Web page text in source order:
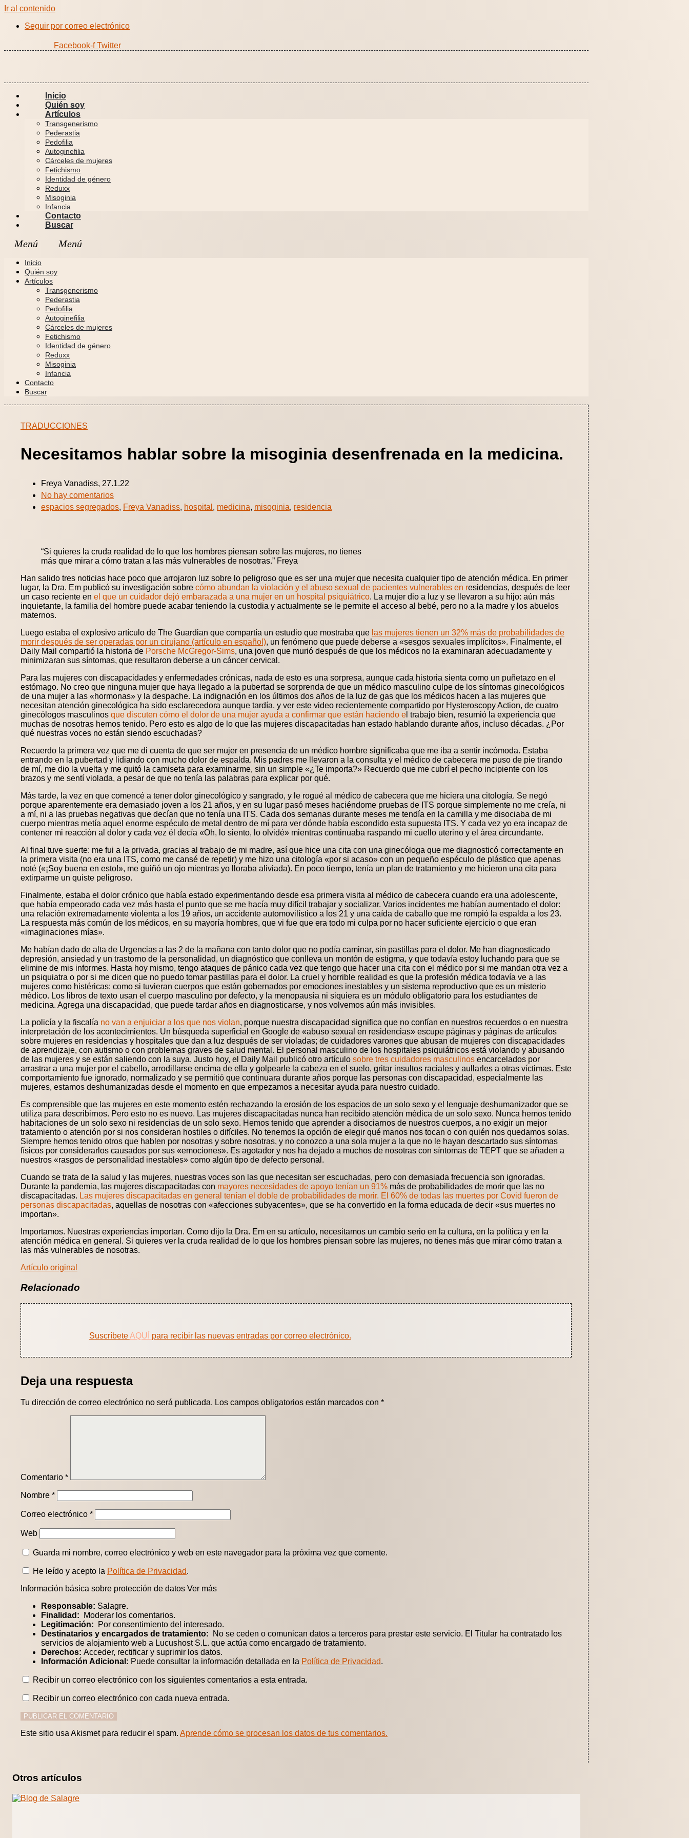
Ir al contenido
Seguir por correo electrónico
Facebook-f Twitter
Inicio
Quién soy
Artículos
Transgenerismo
Pederastia
Pedofilia
Autoginefilia
Cárceles de mujeres
Fetichismo
Identidad de género
Reduxx
Misoginia
Infancia
Contacto
Buscar
Inicio
Quién soy
Artículos
Transgenerismo
Pederastia
Pedofilia
Autoginefilia
Cárceles de mujeres
Fetichismo
Identidad de género
Reduxx
Misoginia
Infancia
Contacto
Buscar
TRADUCCIONES
Necesitamos hablar sobre la misoginia desenfrenada en la medicina.
Freya Vanadiss, 27.1.22
No hay comentarios
espacios segregados, Freya Vanadiss, hospital , medicina, misoginia, residencia
“Si quieres la cruda realidad de lo que los hombres piensan sobre las mujeres, no tienes
más que mirar a cómo tratan a las más vulnerables de nosotras.” Freya
Han salido tres noticias hace poco que arrojaron luz sobre lo peligroso que es ser una mujer que necesita cualquier tipo de atención médica. En primer
lugar, la Dra. Em publicó su investigación sobre cómo abundan la violación y el abuso sexual de pacientes vulnerables en residencias, después de leer
un caso reciente en el que un cuidador dejó embarazada a una mujer en un hospital psiquiátrico. La mujer dio a luz y se llevaron a su hijo: aún más
inquietante, la familia del hombre puede acabar teniendo la custodia y actualmente se le permite el acceso al bebé, pero no a la madre y los abuelos
maternos.
Luego estaba el explosivo artículo de The Guardian que compartía un estudio que mostraba que las mujeres tienen un 32% más de probabilidades de
morir después de ser operadas por un cirujano (artículo en español), un fenómeno que puede deberse a «sesgos sexuales implícitos». Finalmente, el
Daily Mail compartió la historia de Porsche McGregor-Sims, una joven que murió después de que los médicos no la examinaran adecuadamente y
minimizaran sus síntomas, que resultaron deberse a un cáncer cervical.
Para las mujeres con discapacidades y enfermedades crónicas, nada de esto es una sorpresa, aunque cada historia sienta como un puñetazo en el
estómago. No creo que ninguna mujer que haya llegado a la pubertad se sorprenda de que un médico masculino culpe de los síntomas ginecológicos
de una mujer a las «hormonas» y la despache. La indignación en los últimos dos años de la luz de gas que los médicos hacen a las mujeres que
necesitan atención ginecológica ha sido esclarecedora aunque tardía, y ver este video recientemente compartido por Hysteroscopy Action, de cuatro
ginecólogos masculinos que discuten cómo el dolor de una mujer ayuda a confirmar que están haciendo e l trabajo bien, resumió la experiencia que
muchas de nosotras hemos tenido. Pero esto es algo de lo que las mujeres discapacitadas han estado hablando durante años, incluso décadas. ¿Por
qué nuestras voces no están siendo escuchadas?
Recuerdo la primera vez que me di cuenta de que ser mujer en presencia de un médico hombre significaba que me iba a sentir incómoda. Estaba
entrando en la pubertad y lidiando con mucho dolor de espalda. Mis padres me llevaron a la consulta y el médico de cabecera me puso de pie tirando
de mí, me dio la vuelta y me quitó la camiseta para examinarme, sin un simple «¿Te importa?» Recuerdo que me cubrí el pecho incipiente con los
brazos y me sentí violada, a pesar de que no tenía las palabras para explicar por qué.
Más tarde, la vez en que comencé a tener dolor ginecológico y sangrado, y le rogué al médico de cabecera que me hiciera una citología. Se negó
porque aparentemente era demasiado joven a los 21 años, y en su lugar pasó meses haciéndome pruebas de ITS porque simplemente no me creía, ni
a mí, ni a las pruebas negativas que decían que no tenía una ITS. Cada dos semanas durante meses me tendía en la camilla y me disociaba de mi
cuerpo mientras metía aquel enorme espéculo de metal dentro de mí para ver dónde había escondido esta supuesta ITS. Y cada vez yo era incapaz de
contener mi reacción al dolor y cada vez él decía «Oh, lo siento, lo olvidé» mientras continuaba raspando mi cuello uterino y el área circundante.
Al final tuve suerte: me fui a la privada, gracias al trabajo de mi madre, así que hice una cita con una ginecóloga que me diagnosticó correctamente en
la primera visita (no era una ITS, como me cansé de repetir) y me hizo una citología «por si acaso» con un pequeño espéculo de plástico que apenas
noté («¡Soy buena en esto!», me guiñó un ojo mientras yo lloraba aliviada). En poco tiempo, tenía un plan de tratamiento y me hicieron una cita para
extirparme un quiste peligroso.
Finalmente, estaba el dolor crónico que había estado experimentando desde esa primera visita al médico de cabecera cuando era una adolescente,
que había empeorado cada vez más hasta el punto que se me hacía muy difícil trabajar y socializar. Varios incidentes me habían aumentado el dolor:
una relación extremadamente violenta a los 19 años, un accidente automovilístico a los 21 y una caída de caballo que me rompió la espalda a los 23.
La respuesta más común de los médicos, en su mayoría hombres, que vi fue que era todo mi culpa por no hacer suficiente ejercicio o que eran
«imaginaciones mías».
Me habían dado de alta de Urgencias a las 2 de la mañana con tanto dolor que no podía caminar, sin pastillas para el dolor. Me han diagnosticado
depresión, ansiedad y un trastorno de la personalidad, un diagnóstico que conlleva un montón de estigma, y que todavía estoy luchando para que se
elimine de mis informes. Hasta hoy mismo, tengo ataques de pánico cada vez que tengo que hacer una cita con el médico por si me mandan otra vez a
un psiquiatra o por si me dicen que no puedo tomar pastillas para el dolor. La cruel y horrible realidad es que la profesión médica todavía ve a las
mujeres como histéricas: como si tuvieran cuerpos que están gobernados por emociones inestables y un sistema reproductivo que es un misterio
médico. Los libros de texto usan el cuerpo masculino por defecto, y la menopausia ni siquiera es un módulo obligatorio para los estudiantes de
medicina. Agrega una discapacidad, que puede tardar años en diagnosticarse, y nos volvemos aún más invisibles.
La policía y la fiscalía no van a enjuiciar a los que nos violan, porque nuestra discapacidad significa que no confían en nuestros recuerdos o en nuestra
interpretación de los acontecimientos. Un búsqueda superficial en Google de «abuso sexual en residencias» escupe páginas y páginas de artículos
sobre mujeres en residencias y hospitales que dan a luz después de ser violadas; de cuidadores varones que abusan de mujeres con discapacidades
de aprendizaje, con autismo o con problemas graves de salud mental. El personal masculino de los hospitales psiquiátricos está violando y abusando
de las mujeres y se están saliendo con la suya. Justo hoy, el Daily Mail publicó otro artículo sobre tres cuidadores masculinos encarcelados por
arrastrar a una mujer por el cabello, arrodillarse encima de ella y golpearle la cabeza en el suelo, gritar insultos raciales y aullarles a otras víctimas. Este
comportamiento fue ignorado, normalizado y se permitió que continuara durante años porque las personas con discapacidad, especialmente las
mujeres, estamos deshumanizadas desde el momento en que empezamos a necesitar ayuda para nuestro cuidado.
Es comprensible que las mujeres en este momento estén rechazando la erosión de los espacios de un solo sexo y el lenguaje deshumanizador que se
utiliza para describirnos. Pero esto no es nuevo. Las mujeres discapacitadas nunca han recibido atención médica de un solo sexo. Nunca hemos tenido
habitaciones de un solo sexo ni residencias de un solo sexo. Hemos tenido que aprender a disociarnos de nuestros cuerpos, a no exigir un mejor
tratamiento o atención por si nos consideran hostiles o difíciles. No tenemos la opción de elegir qué manos nos tocan o con quién nos quedamos solas.
Siempre hemos tenido otros que hablen por nosotras y sobre nosotras, y no conozco a una sola mujer a la que no le hayan descartado sus síntomas
físicos por considerarlos causados por sus «emociones». Es agotador y nos ha dejado a muchos de nosotras con síntomas de TEPT que se añaden a
nuestros «rasgos de personalidad inestables» como algún tipo de defecto personal.
Cuando se trata de la salud y las mujeres, nuestras voces son las que necesitan ser escuchadas, pero con demasiada frecuencia son ignoradas.
Durante la pandemia, las mujeres discapacitadas con mayores necesidades de apoyo tenían un 91% más de probabilidades de morir que las no
discapacitadas. Las mujeres discapacitadas en general tenían el doble de probabilidades de morir. El 60% de todas las muertes por Covid fueron de
personas discapacitadas, aquellas de nosotras con «afecciones subyacentes», que se ha convertido en la forma educada de decir «sus muertes no
importan».
Importamos. Nuestras experiencias importan. Como dijo la Dra. Em en su artículo, necesitamos un cambio serio en la cultura, en la política y en la
atención médica en general. Si quieres ver la cruda realidad de lo que los hombres piensan sobre las mujeres, no tienes más que mirar cómo tratan a
las más vulnerables de nosotras.
Artículo original
Relacionado
SuscríbeteAQUÍ para recibir las nuevas entradas por correo electrónico.
Deja una respuesta
Tu dirección de correo electrónico no será publicada. Los campos obligatorios están marcados con *
Comentario *
Nombre *
Correo electrónico *
Web
Guarda mi nombre, correo electrónico y web en este navegador para la próxima vez que comente.
He leído y acepto la Política de Privacidad.
Información básica sobre protección de datos Ver más
Responsable: Salagre.
Finalidad: Moderar los comentarios.
Legitimación: Por consentimiento del interesado.
Destinatarios y encargados de tratamiento: No se ceden o comunican datos a terceros para prestar este servicio. El Titular ha contratado los
servicios de alojamiento web a Lucushost S.L. que actúa como encargado de tratamiento.
Derechos: Acceder, rectificar y suprimir los datos.
Información Adicional: Puede consultar la información detallada en la Política de Privacidad.
Recibir un correo electrónico con los siguientes comentarios a esta entrada.
Recibir un correo electrónico con cada nueva entrada.
Este sitio usa Akismet para reducir el spam. Aprende cómo se procesan los datos de tus comentarios.
Otros artículos